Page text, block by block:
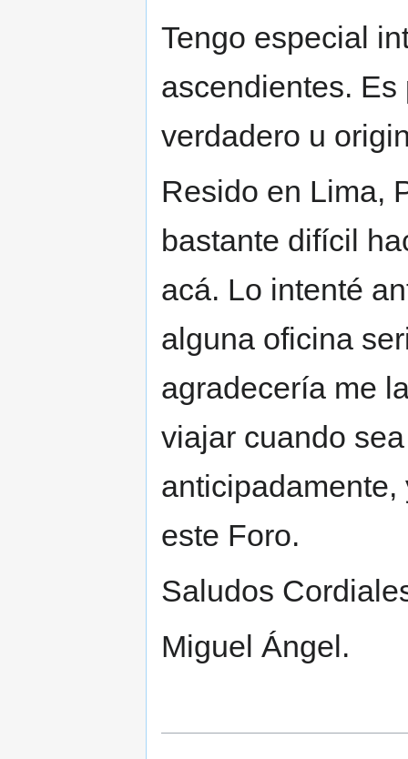
Tengo especial
ascendientes.
verdadero u
Resido en Lima,
bastante difícil
acá. Lo intenté
alguna oficina
agradecería me
viajar cuando
este Foro.
Saludos
Miguel Ángel.